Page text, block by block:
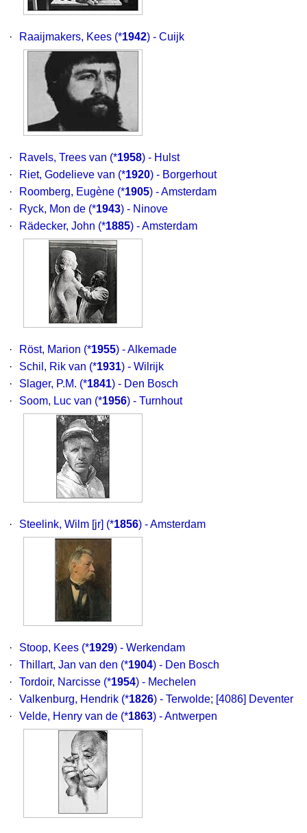
· Raaijmakers, Kees (*1942) - Cuijk
· Ravels, Trees van (*1958) - Hulst
·
Riet, Godelieve van (*1920) - Borgerhout
·
Roomberg, Eugène (*1905) - Amsterdam
·
Ryck, Mon de (*1943) - Ninove
·
Rädecker, John (*1885) - Amsterdam
· Röst, Marion (*1955) - Alkemade
·
Schil, Rik van (*1931) - Wilrijk
·
Slager, P.M. (*1841) - Den Bosch
·
Soom, Luc van (*1956) - Turnhout
· Steelink, Wilm [jr] (*1856) - Amsterdam
· Stoop, Kees (*1929) - Werkendam
·
Thillart, Jan van den (*1904) - Den Bosch
·
Tordoir, Narcisse (*1954) - Mechelen
·
Valkenburg, Hendrik (*1826) - Terwolde; [4086] Deventer
·
Velde, Henry van de (*1863) - Antwerpen